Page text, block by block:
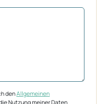
denAllgemeinen
Nutzung meiner Daten